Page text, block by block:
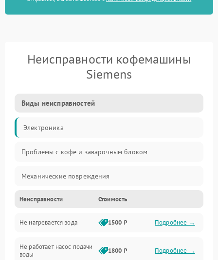
Неисправности кофемашины
Siemens
Виды неисправностей
Электроника
Проблемы с кофе и заварочным блоком
Механические повреждения
Прочие неисправности
Включение и работа
Проблемы с водой
Неисправности Стоимость
Не нагревается вода 1500 ₽ Подробнее →
Не работает насос подачи
воды
1800 ₽ Подробнее →